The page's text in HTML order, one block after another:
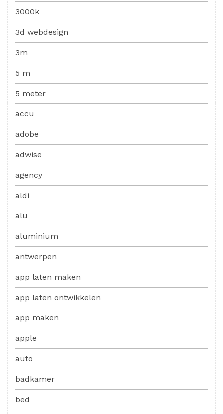
3000k
3d webdesign
3m
5 m
5 meter
accu
adobe
adwise
agency
aldi
alu
aluminium
antwerpen
app laten maken
app laten ontwikkelen
app maken
apple
auto
badkamer
bed